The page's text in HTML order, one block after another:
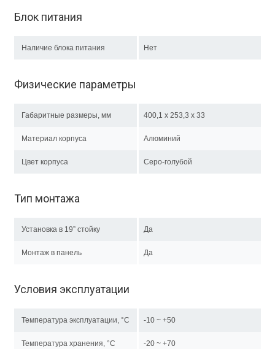
Блок питания
Наличие блока питания Нет
Физические параметры
Габаритные размеры, мм 400,1 x 253,3 x 33
Материал корпуса Алюминий
Цвет корпуса Серо-голубой
Тип монтажа
Установка в 19” стойку Да
Монтаж в панель Да
Условия эксплуатации
Температура эксплуатации, °C -10 ~ +50
Температура хранения, °C -20 ~ +70